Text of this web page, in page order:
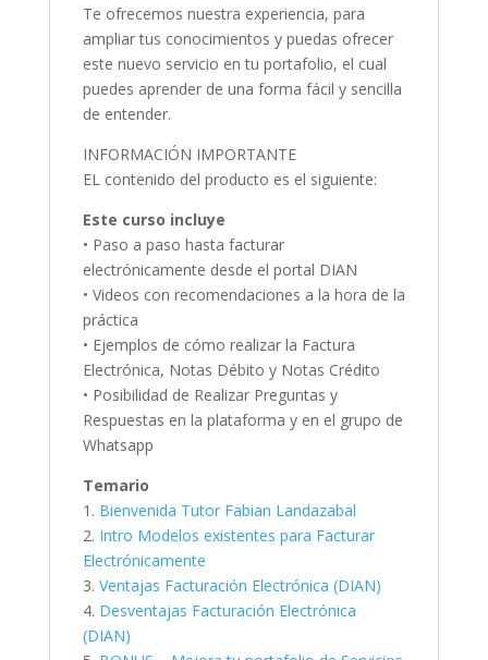
Te ofrecemos nuestra experiencia, para
ampliar tus conocimientos y puedas ofrecer
este nuevo servicio en tu portafolio, el cual
puedes aprender de una forma fácil y sencilla
de entender.
INFORMACIÓN IMPORTANTE
EL contenido del producto es el siguiente:
Este curso incluye
• Paso a paso hasta facturar
electrónicamente desde el portal DIAN
• Videos con recomendaciones a la hora de la
práctica
• Ejemplos de cómo realizar la Factura
Electrónica, Notas Débito y Notas Crédito
• Posibilidad de Realizar Preguntas y
Respuestas en la plataforma y en el grupo de
Whatsapp
Temario
1. Bienvenida Tutor Fabian Landazabal
2. Intro Modelos existentes para Facturar
Electrónicamente
3. Ventajas Facturación Electrónica (DIAN)
4. Desventajas Facturación Electrónica
(DIAN)